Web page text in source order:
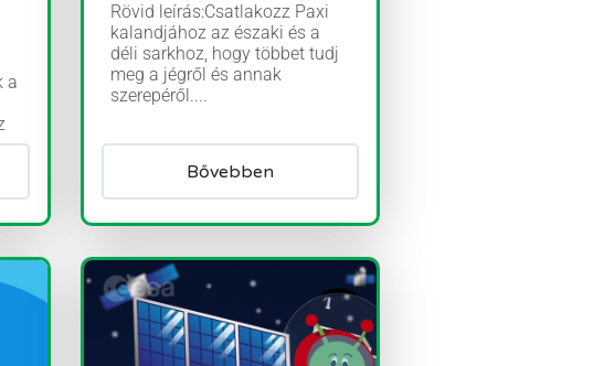
a
Rövid leírás:Csatlakozz Paxi
kalandjához az északi és a
déli sarkhoz, hogy többet tudj
meg a jégről és annak
szerepéről....
Bővebben